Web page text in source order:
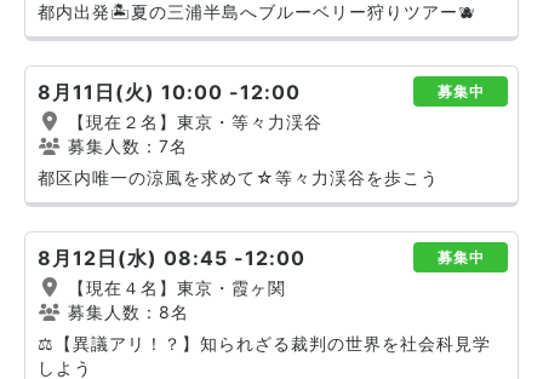
都内出発🏝️夏の三浦半島へブルーベリー狩りツアー🫐
8月11日(火) 10:00 -12:00 募集中
【現在２名】東京・等々力渓谷
募集人数：7名
都区内唯一の涼風を求めて☆等々力渓谷を歩こう
8月12日(水) 08:45 -12:00 募集中
【現在４名】東京・霞ヶ関
募集人数：8名
⚖️【異議アリ！？】知られざる裁判の世界を社会科見学
しよう